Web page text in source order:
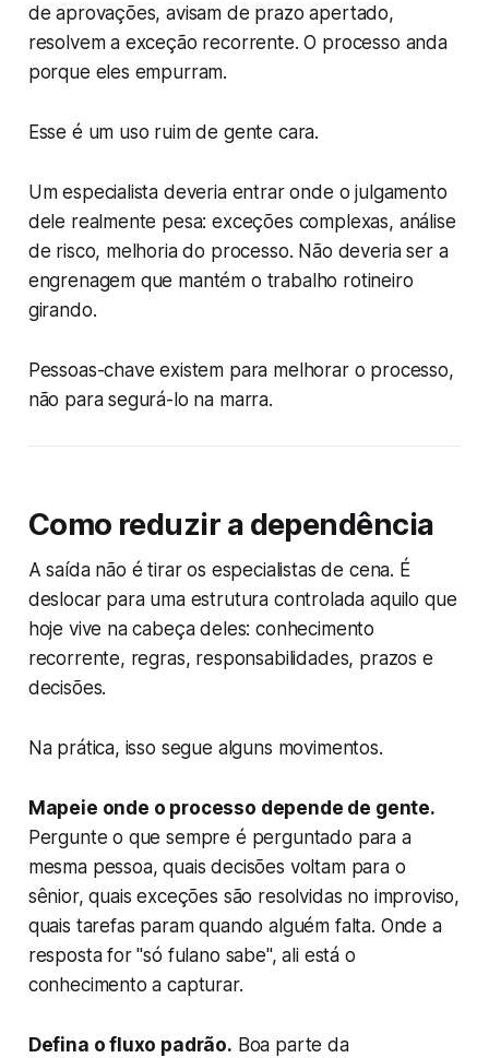
de aprovações, avisam de prazo apertado,
resolvem a exceção recorrente. O processo anda
porque eles empurram.
Esse é um uso ruim de gente cara.
Um especialista deveria entrar onde o julgamento
dele realmente pesa: exceções complexas, análise
de risco, melhoria do processo. Não deveria ser a
engrenagem que mantém o trabalho rotineiro
girando.
Pessoas-chave existem para melhorar o processo,
não para segurá-lo na marra.
Como reduzir a dependência
A saída não é tirar os especialistas de cena. É
deslocar para uma estrutura controlada aquilo que
hoje vive na cabeça deles: conhecimento
recorrente, regras, responsabilidades, prazos e
decisões.
Na prática, isso segue alguns movimentos.
Mapeie onde o processo depende de gente.
Pergunte o que sempre é perguntado para a
mesma pessoa, quais decisões voltam para o
sênior, quais exceções são resolvidas no improviso,
quais tarefas param quando alguém falta. Onde a
resposta for "só fulano sabe", ali está o
conhecimento a capturar.
Defina o fluxo padrão. Boa parte da